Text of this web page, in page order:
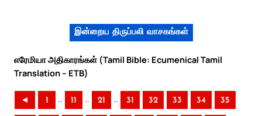
இன்றைய திருப்பலி வாசகங்கள்
எரேமியா அதிகாரங்கள் (Tamil Bible: Ecumenical Tamil
Translation – ETB)
◄ 1 .. 11 .. 21 .. 31 32 33 34 35